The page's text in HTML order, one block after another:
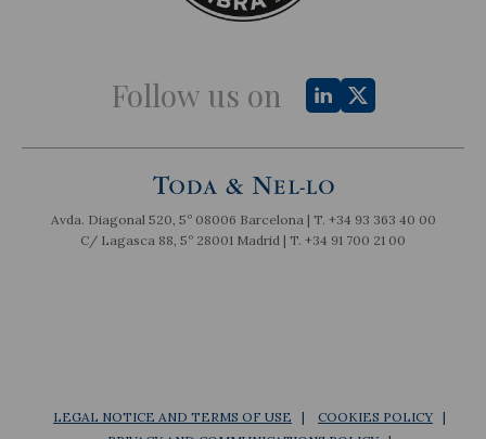
Follow us on
Avda. Diagonal 520, 5º 08006 Barcelona | T. +34 93 363 40 00
C/ Lagasca 88, 5º 28001 Madrid | T. +34 91 700 21 00
LEGAL NOTICE AND TERMS OF USE
COOKIES POLICY